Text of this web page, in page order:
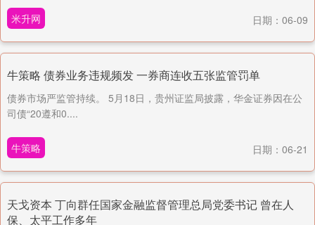
米升网 日期：06-09
牛策略 债券业务违规频发 一券商连收五张监管罚单
债券市场严监管持续。 5月18日，贵州证监局披露，华金证券因在公
司债“20遵和0....
牛策略 日期：06-21
天戈资本 丁向群任国家金融监督管理总局党委书记 曾在人
保、太平工作多年